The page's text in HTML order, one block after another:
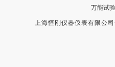
万能试
上海恒刚仪器仪表有限公